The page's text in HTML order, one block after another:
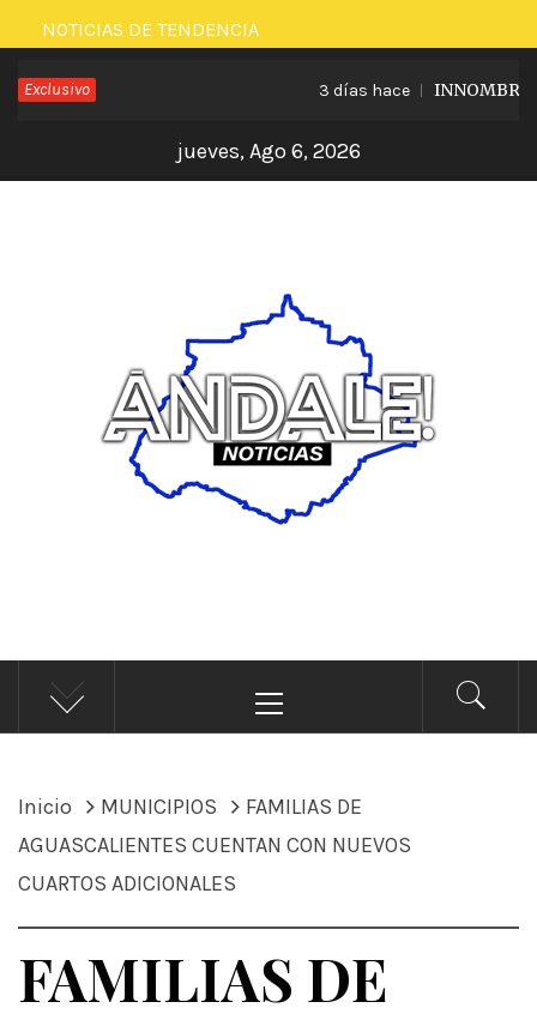
Saltar
al
contenido
NOTICIAS DE TENDENCIA
Exclusivo 3 días hace
jueves, Ago 6, 2026
ÁNDALE NOTICIAS
Noticias
principal
Inicio MUNICIPIOS
FAMILIAS DE
AGUASCALIENTES CUENTAN CON NUEVOS
CUARTOS ADICIONALES
FAMILIAS DE